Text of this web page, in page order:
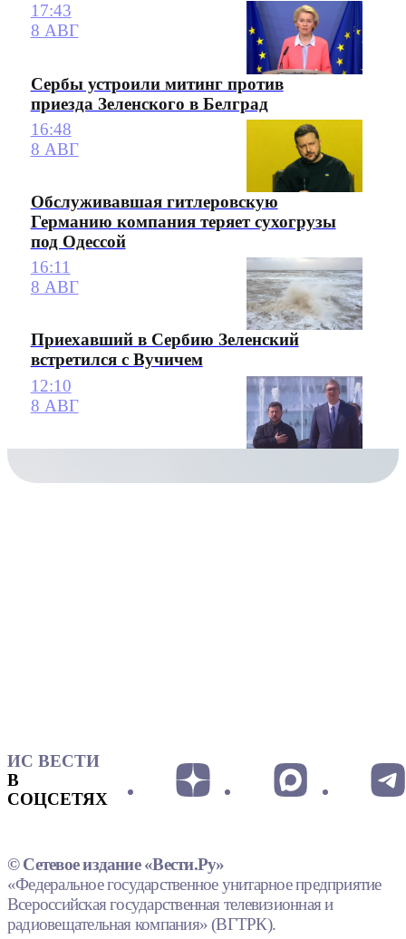
17:43
8 АВГ
Сербы устроили митинг против
приезда Зеленского в Белград
16:48
8 АВГ
Обслуживавшая гитлеровскую
Германию компания теряет сухогрузы
под Одессой
16:11
8 АВГ
Приехавший в Сербию Зеленский
встретился с Вучичем
12:10
8 АВГ
ИС ВЕСТИ
В
СОЦСЕТЯХ
© Сетевое издание «Вести.Ру»
«Федеральное государственное унитарное предприятие
Всероссийская государственная телевизионная и
радиовещательная компания» (ВГТРК).